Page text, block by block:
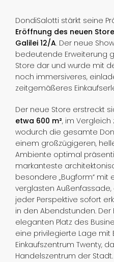
DondiSalotti stärkt seine
Eröffnung des neuen
Galilei 12/A. Der neue
bedeutende Erweiterung
Store dar und wurde mit
noch immersiveres,
zeitgemäßeres
Der neue Store erstreckt
etwa 600 m², im Vergleich
wodurch die gesamte
einem großzügigeren,
Ambiente optimal
markanteste
besondere „Bugform“ mit
verglasten
jeder Perspektive sofort
in den Abendstunden.
eleganten Platz des
eine privilegierte Lage mit
Einkaufszentrum Twenty,
Handelszentrum der Stadt.